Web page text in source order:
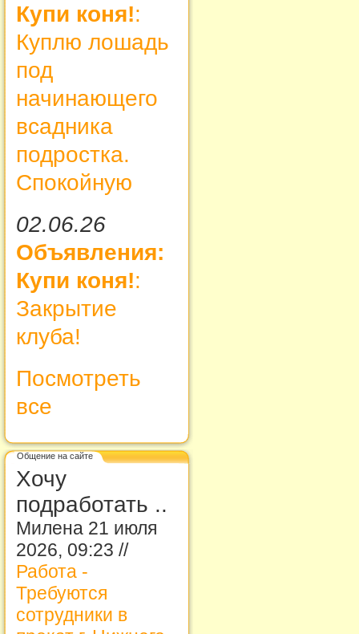
Купи коня!:
Куплю лошадь
под
начинающего
всадника
подростка.
Спокойную
02.06.26
Объявления:
Купи коня!:
Закрытие
клуба!
Посмотреть
все
Общение на сайте
Хочу
подработать ..
Милена 21 июля
2026, 09:23 //
Работа -
Требуются
сотрудники в